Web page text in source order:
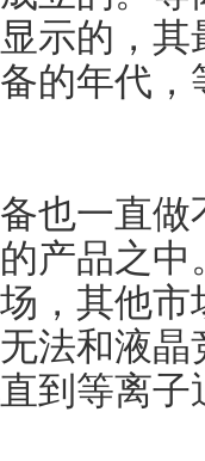
示的，
的年代
也一直
产品之
，其他
法和液
到等离